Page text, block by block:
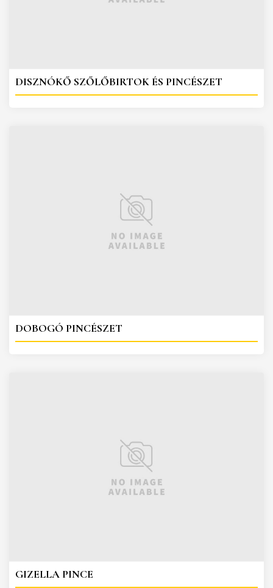
DISZNÓKŐ SZŐLŐBIRTOK ÉS PINCÉSZET
DOBOGÓ PINCÉSZET
GIZELLA PINCE